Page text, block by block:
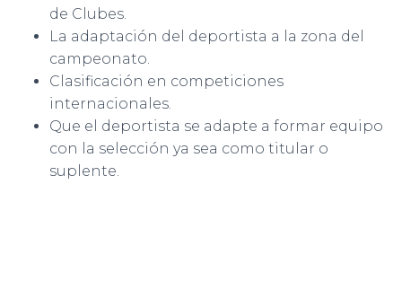
de Clubes.
La adaptación del deportista a la zona del
campeonato.
Clasificación en competiciones
internacionales.
Que el deportista se adapte a formar equipo
con la selección ya sea como titular o
suplente.